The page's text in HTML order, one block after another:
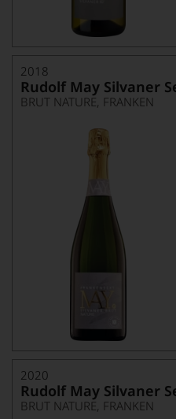
2018
Rudolf May Silvaner
BRUT NATURE, FRANKEN
2020
Rudolf May Silvaner
BRUT NATURE, FRANKEN